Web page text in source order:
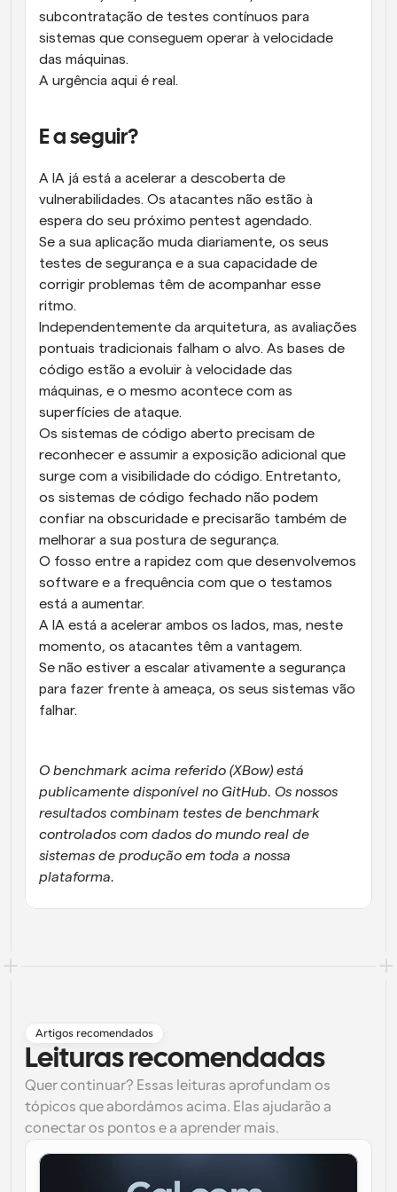
subcontratação de testes contínuos para
sistemas que conseguem operar à velocidade
das máquinas.
A urgência aqui é real.
E a seguir?
A IA já está a acelerar a descoberta de
vulnerabilidades. Os atacantes não estão à
espera do seu próximo pentest agendado.
Se a sua aplicação muda diariamente, os seus
testes de segurança e a sua capacidade de
corrigir problemas têm de acompanhar esse
ritmo.
Independentemente da arquitetura, as avaliações
pontuais tradicionais falham o alvo. As bases de
código estão a evoluir à velocidade das
máquinas, e o mesmo acontece com as
superfícies de ataque.
Os sistemas de código aberto precisam de
reconhecer e assumir a exposição adicional que
surge com a visibilidade do código. Entretanto,
os sistemas de código fechado não podem
confiar na obscuridade e precisarão também de
melhorar a sua postura de segurança.
O fosso entre a rapidez com que desenvolvemos
software e a frequência com que o testamos
está a aumentar.
A IA está a acelerar ambos os lados, mas, neste
momento, os atacantes têm a vantagem.
Se não estiver a escalar ativamente a segurança
para fazer frente à ameaça, os seus sistemas vão
falhar.
O benchmark acima referido (XBow) está
publicamente disponível no GitHub. Os nossos
resultados combinam testes de benchmark
controlados com dados do mundo real de
sistemas de produção em toda a nossa
plataforma.
Artigos recomendados
Leituras recomendadas
Quer continuar? Essas leituras aprofundam os
tópicos que abordámos acima. Elas ajudarão a
conectar os pontos e a aprender mais.